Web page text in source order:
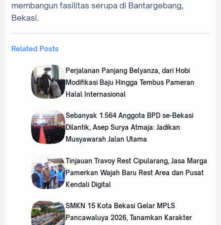
membangun fasilitas serupa di Bantargebang,
Bekasi.
Related Posts
Perjalanan Panjang Belyanza, dari Hobi
Modifikasi Baju Hingga Tembus Pameran
Halal Internasional
Sebanyak 1.564 Anggota BPD se-Bekasi
Dilantik, Asep Surya Atmaja: Jadikan
Musyawarah Jalan Utama
Tinjauan Travoy Rest Cipularang, Jasa Marga
Pamerkan Wajah Baru Rest Area dan Pusat
Kendali Digital
SMKN 15 Kota Bekasi Gelar MPLS
Pancawaluya 2026, Tanamkan Karakter